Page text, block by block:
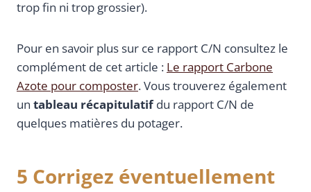
trop fin ni trop grossier).
Pour en savoir plus sur ce rapport C/N consultez le
complément de cet article : Le rapport Carbone
Azote pour composter. Vous trouverez également
un tableau récapitulatifdu rapport C/N de
quelques matières du potager.
5 Corrigez éventuellement